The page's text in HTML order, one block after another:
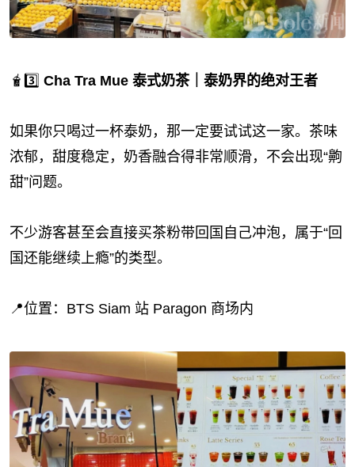
🧋3️⃣ Cha Tra Mue 泰式奶茶｜泰奶界的绝对王者
如果你只喝过一杯泰奶，那一定要试试这一家。茶味
浓郁，甜度稳定，奶香融合得非常顺滑，不会出现“齁
甜”问题。
不少游客甚至会直接买茶粉带回国自己冲泡，属于“回
国还能继续上瘾”的类型。
📍位置：BTS Siam 站 Paragon 商场内